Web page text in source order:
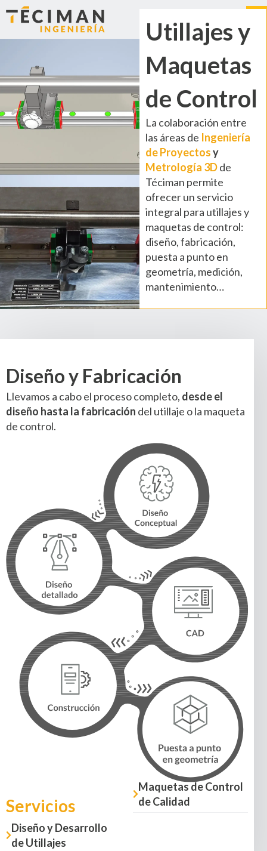
Utillajes y
Maquetas
de Control
La colaboración entre
las áreas de Ingeniería
de Proyectosy
Metrología 3Dde
Téciman permite
ofrecer un servicio
integral para utillajes y
maquetas de control:
diseño, fabricación,
puesta a punto en
geometría, medición,
mantenimiento…
Diseño y Fabricación
Llevamos a cabo el proceso completo, desde el
diseño hasta la fabricación del utillaje o la maqueta
de control.
Servicios
Diseño y Desarrollo
de Utillajes
Maquetas de Control
de Calidad